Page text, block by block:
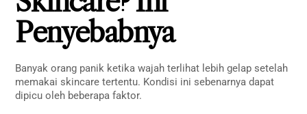
Penyebabnya
Banyak orang panik ketika wajah terlihat lebih gelap setelah
memakai skincare tertentu. Kondisi ini sebenarnya dapat
dipicu oleh beberapa faktor.